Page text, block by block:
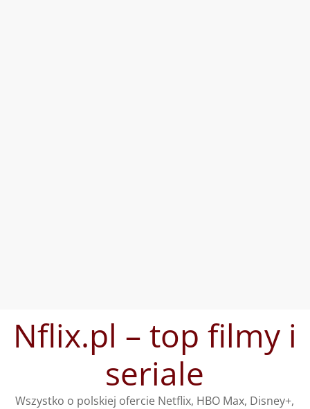
treściNflix.pl – top filmy i
seriale
Wszystko o polskiej ofercie Netflix, HBO Max, Disney+,